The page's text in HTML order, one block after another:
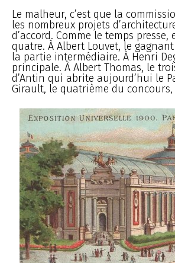
Le malheur, c’est que la
les nombreux projets
d’accord. Comme le temps
quatre. À Albert Louvet, le
la partie intermédiaire. À Henri
principale. À Albert Thomas, le
d’Antin qui abrite aujourd’hui le
Girault, le quatrième du